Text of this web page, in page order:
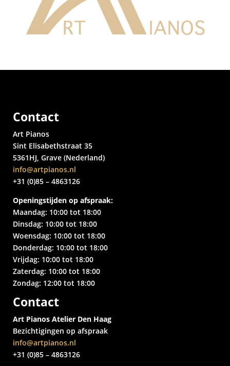
Contact
Art Pianos
Sint Elisabethstraat 35
5361HJ, Grave (Nederland)
info@artpianos.nl
+31 (0)85 – 4863126
Openingstijden op afspraak:
Maandag: 10:00 tot 18:00
Dinsdag: 10:00 tot 18:00
Woensdag: 10:00 tot 18:00
Donderdag: 10:00 tot 18:00
Vrijdag: 10:00 tot 18:00
Zaterdag: 10:00 tot 18:00
Zondag: 12:00 tot 18:00
Contact
Art Pianos Atelier Den Haag
Bezichtigingen op afspraak
info@artpianos.nl
+31 (0)85 – 4863126